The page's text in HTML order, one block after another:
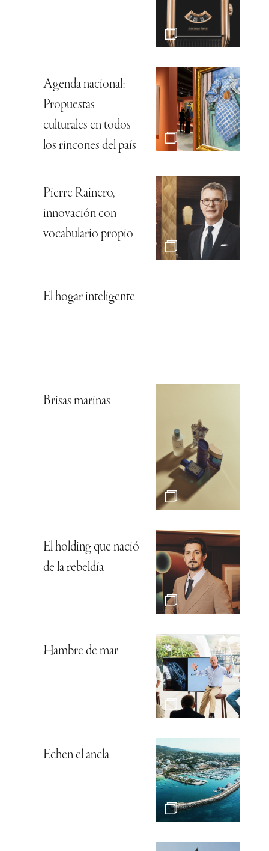
Agenda nacional:
Propuestas
culturales en todos
los rincones del país
Pierre Rainero,
innovación con
vocabulario propio
El hogar inteligente
Brisas marinas
El holding que nació
de la rebeldía
Hambre de mar
Echen el ancla